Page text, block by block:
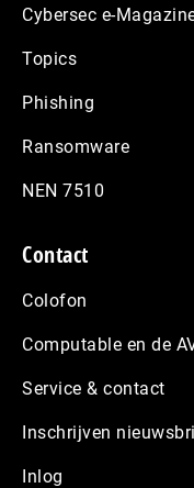
Cybersec e-
Topics
Phishing
Ransomware
NEN 7510
Contact
Colofon
Computable en de
Service & contact
Inschrijven
Inlog